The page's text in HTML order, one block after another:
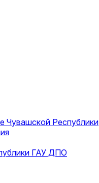
Чувашской Республики
ГАУ ДПО